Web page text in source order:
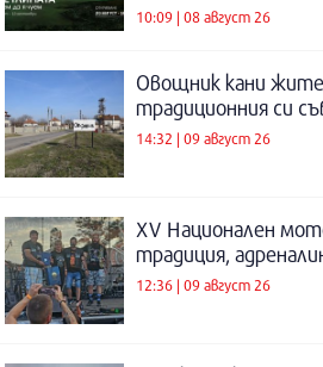
10:09 | 08 август 26
Овощник кани
традиционния си
14:32 | 09 август 26
XV Национален
традиция,
12:36 | 09 август 26